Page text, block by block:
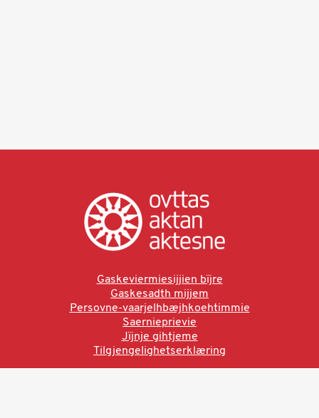
Gaskeviermiesijjien bïjre
Gaskesadth mijjem
Persovne-vaarjelhbæjhkoehtimmie
Saernieprievie
Jïjnje gihtjeme
Tilgjengelighetserklæring